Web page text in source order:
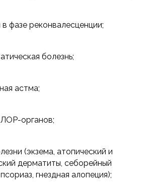
фазе реконвалесценции;
болезнь;
астма;
ЛОР-органов;
(экзема, атопический и
дерматиты, себорейный
гнездная алопеция);